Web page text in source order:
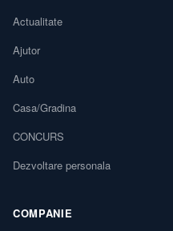
Actualitate
Ajutor
Auto
Casa/Gradina
CONCURS
Dezvoltare personala
COMPANIE